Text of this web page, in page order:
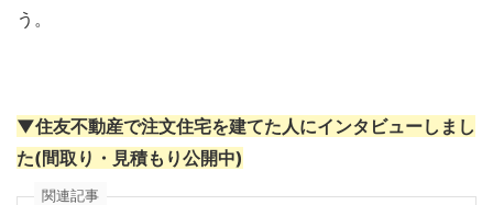
う。
▼住友不動産で注文住宅を建てた人にインタビューしまし
た(間取り・見積もり公開中)
関連記事